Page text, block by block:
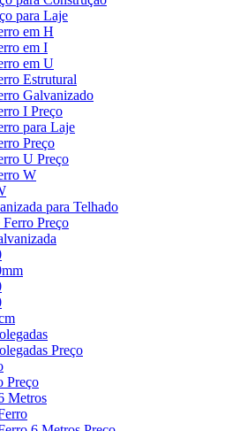
para Laje
em H
em I
em U
Estrutural
Galvanizado
I Preço
para Laje
Preço
U Preço
W
para Telhado
Preço
Preço
Preço
Metros